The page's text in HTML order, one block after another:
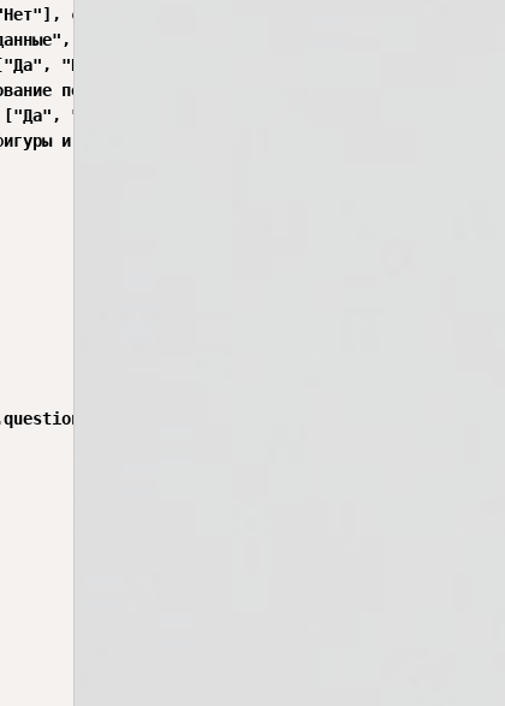
correct: 0 },
"Дублирует выбранную ячейку", "Удаляет
"Нет"], correct: 0 },
по условию", "Создание таблицы",
"Нет"], correct: 0 },
и рисунки", "Редактирует таблицу", "Меняет